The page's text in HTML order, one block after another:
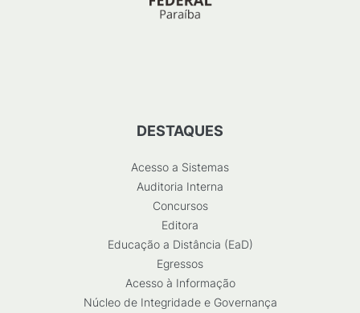
DESTAQUES
Acesso a Sistemas
Auditoria Interna
Concursos
Editora
Educação a Distância (EaD)
Egressos
Acesso à Informação
Núcleo de Integridade e Governança